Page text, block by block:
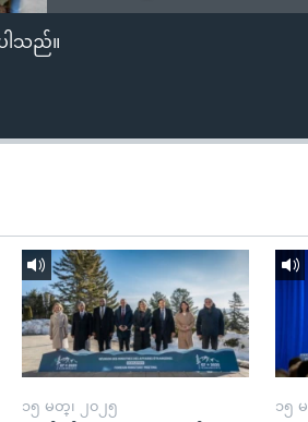
ါသည်။
၁၅ မတ္၊ ၂၀၂၅ ၁၅